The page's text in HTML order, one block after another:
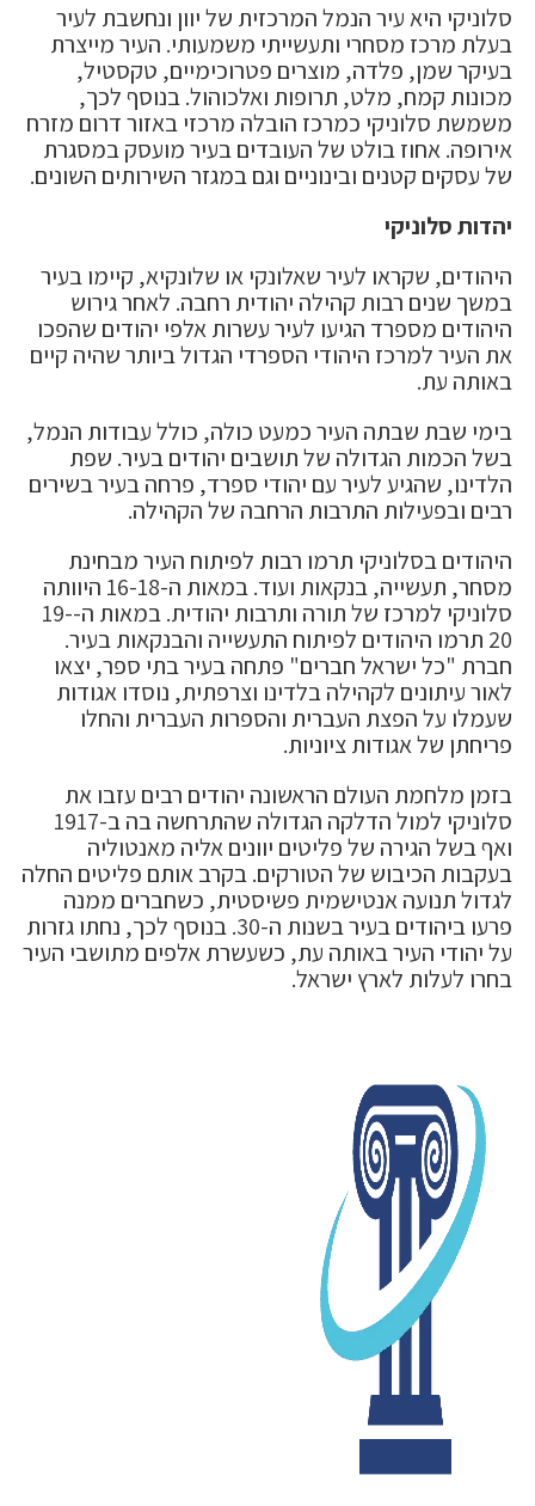
סלוניקי היא עיר הנמל המרכזית של יוון ונחשבת לעיר
בעלת מרכז מסחרי ותעשייתי משמעותי. העיר מייצרת
בעיקר שמן, פלדה, מוצרים פטרוכימיים, טקסטיל,
מכונות קמח, מלט, תרופות ואלכוהול. בנוסף לכך,
משמשת סלוניקי כמרכז הובלה מרכזי באזור דרום מזרח
אירופה. אחוז בולט של העובדים בעיר מועסק במסגרת
של עסקים קטנים ובינוניים וגם במגזר השירותים השונים.
יהדות סלוניקי
היהודים, שקראו לעיר שאלונקי או שלונקיא, קיימו בעיר
במשך שנים רבות קהילה יהודית רחבה. לאחר גירוש
היהודים מספרד הגיעו לעיר עשרות אלפי יהודים שהפכו
את העיר למרכז היהודי הספרדי הגדול ביותר שהיה קיים
באותה עת.
בימי שבת שבתה העיר כמעט כולה, כולל עבודות הנמל,
בשל הכמות הגדולה של תושבים יהודים בעיר. שפת
הלדינו, שהגיע לעיר עם יהודי ספרד, פרחה בעיר בשירים
רבים ובפעילות התרבות הרחבה של הקהילה.
היהודים בסלוניקי תרמו רבות לפיתוח העיר מבחינת
מסחר, תעשייה, בנקאות ועוד. במאות ה-16-18 היוותה
סלוניקי למרכז של תורה ותרבות יהודית. במאות ה-19-
20 תרמו היהודים לפיתוח התעשייה והבנקאות בעיר.
חברת "כל ישראל חברים" פתחה בעיר בתי ספר, יצאו
לאור עיתונים לקהילה בלדינו וצרפתית, נוסדו אגודות
שעמלו על הפצת העברית והספרות העברית והחלו
פריחתן של אגודות ציוניות.
בזמן מלחמת העולם הראשונה יהודים רבים עזבו את
סלוניקי למול הדלקה הגדולה שהתרחשה בה ב-1917
ואף בשל הגירה של פליטים יוונים אליה מאנטוליה
בעקבות הכיבוש של הטורקים. בקרב אותם פליטים החלה
לגדול תנועה אנטישמית פשיסטית, כשחברים ממנה
פרעו ביהודים בעיר בשנות ה-30. בנוסף לכך, נחתו גזרות
על יהודי העיר באותה עת, כשעשרת אלפים מתושבי העיר
בחרו לעלות לארץ ישראל.